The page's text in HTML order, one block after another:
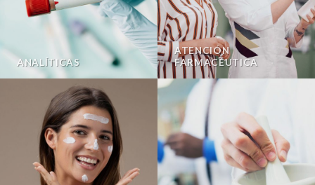
ANALÍTICAS
ATENCIÓN
FARMACÉUTICA